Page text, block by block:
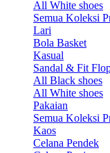
All White shoes
Semua Koleksi
Lari
Bola Basket
Kasual
Sandal & Fit
All Black shoes
All White shoes
Pakaian
Semua Koleksi
Kaos
Celana Pendek